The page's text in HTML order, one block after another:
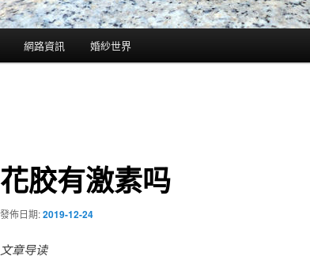
網路資訊 婚紗世界
花胶有激素吗
發佈日期:2019-12-24
文章导读